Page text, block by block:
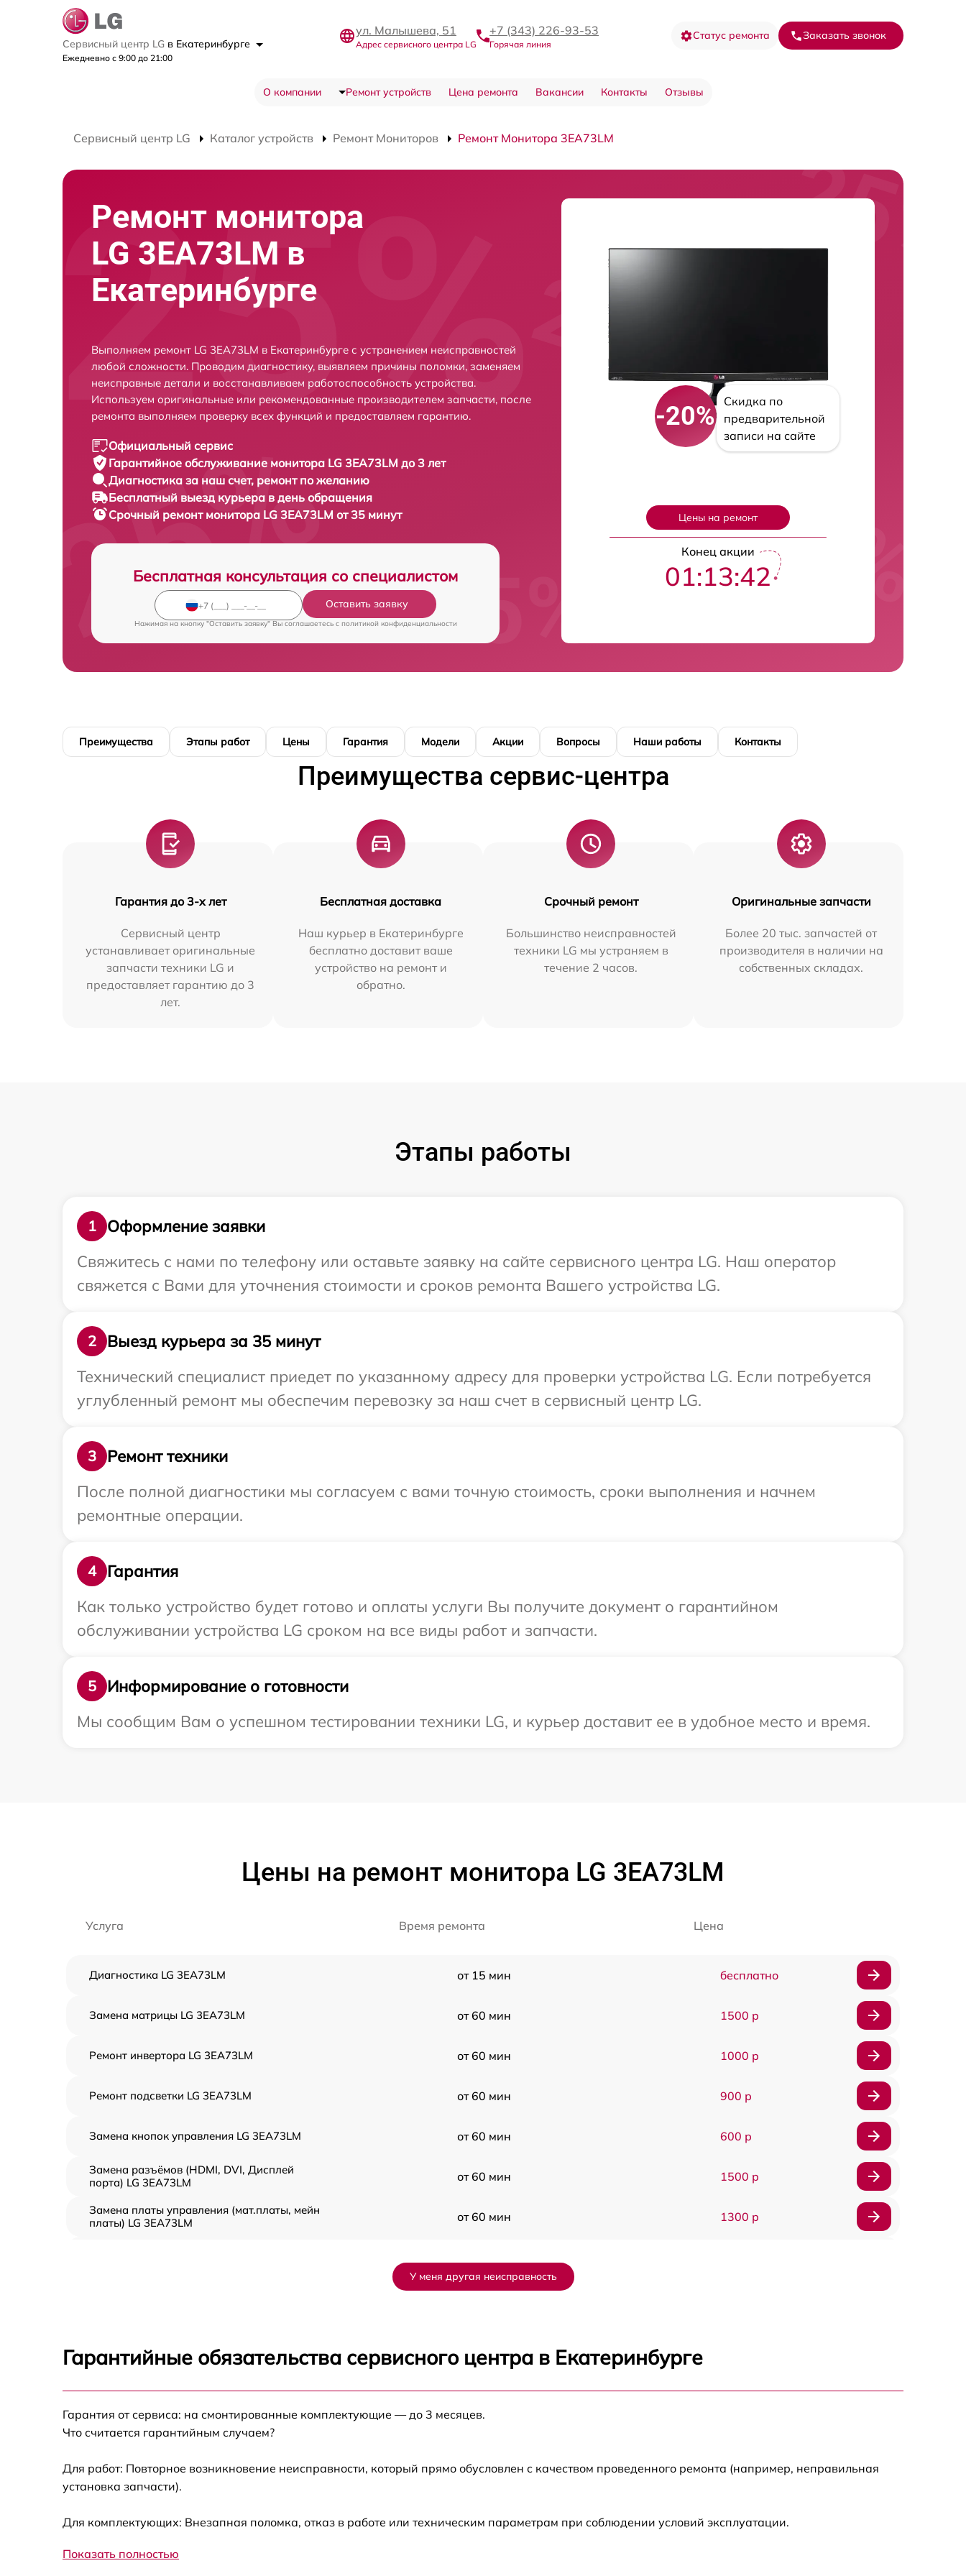
Сервисный центр LG в Екатеринбурге
Ежедневно с 9:00 до 21:00
ул. Малышева, 51
Адрес сервисного центра LG
+7 (343) 226-93-53
Горячая линия
Статус ремонта Заказать звонок
О компании Ремонт устройств Цена ремонта Вакансии Контакты Отзывы
Сервисный центр LG Каталог устройств Ремонт Мониторов Ремонт Монитора 3EA73LM
Ремонт монитора
LG 3EA73LM в
Екатеринбурге
Выполняем ремонт LG 3EA73LM в Екатеринбурге с устранением неисправностей
любой сложности. Проводим диагностику, выявляем причины поломки, заменяем
неисправные детали и восстанавливаем работоспособность устройства.
Используем оригинальные или рекомендованные производителем запчасти, после
ремонта выполняем проверку всех функций и предоставляем гарантию.
Официальный сервис
Гарантийное обслуживание монитора LG 3EA73LM до 3 лет
Диагностика за наш счет, ремонт по желанию
Бесплатный выезд курьера в день обращения
Срочный ремонт монитора LG 3EA73LM от 35 минут
Бесплатная консультация со специалистом
Оставить заявку
Нажимая на кнопку "Оставить заявку" Вы соглашаетесь c политикой конфиденциальности
-20%
Скидка по
предварительной
записи на сайте
Цены на ремонт
Конец акции
01:13:41
Преимущества Этапы работ Цены Гарантия Модели Акции Вопросы Наши работы Контакты
Преимущества сервис-центра
Гарантия до 3-х лет
Сервисный центр
устанавливает оригинальные
запчасти техники LG и
предоставляет гарантию до 3
лет.
Бесплатная доставка
Наш курьер в Екатеринбурге
бесплатно доставит ваше
устройство на ремонт и
обратно.
Срочный ремонт
Большинство неисправностей
техники LG мы устраняем в
течение 2 часов.
Оригинальные запчасти
Более 20 тыс. запчастей от
производителя в наличии на
собственных складах.
Этапы работы
1
Оформление заявки
Свяжитесь с нами по телефону или оставьте заявку на сайте сервисного центра LG. Наш оператор
свяжется с Вами для уточнения стоимости и сроков ремонта Вашего устройства LG.
2
Выезд курьера за 35 минут
Технический специалист приедет по указанному адресу для проверки устройства LG. Если потребуется
углубленный ремонт мы обеспечим перевозку за наш счет в сервисный центр LG.
3
Ремонт техники
После полной диагностики мы согласуем с вами точную стоимость, сроки выполнения и начнем
ремонтные операции.
4
Гарантия
Как только устройство будет готово и оплаты услуги Вы получите документ о гарантийном
обслуживании устройства LG сроком на все виды работ и запчасти.
5
Информирование о готовности
Мы сообщим Вам о успешном тестировании техники LG, и курьер доставит ее в удобное место и время.
Цены на ремонт монитора LG 3EA73LM
Услуга Время ремонта Цена
Диагностика LG 3EA73LM от 15 мин бесплатно
Замена матрицы LG 3EA73LM от 60 мин 1500 р
Ремонт инвертора LG 3EA73LM от 60 мин 1000 р
Ремонт подсветки LG 3EA73LM от 60 мин 900 р
Замена кнопок управления LG 3EA73LM от 60 мин 600 р
Замена разъёмов (HDMI, DVI, Дисплей
порта) LG 3EA73LM
от 60 мин 1500 р
Замена платы управления (мат.платы, мейн
платы) LG 3EA73LM
от 60 мин 1300 р
Замена блока питания LG 3EA73LM от 60 мин
3EA73LM
У меня другая неисправность
Гарантийные обязательства сервисного центра в Екатеринбурге
Гарантия от сервиса: на смонтированные комплектующие — до 3 месяцев.
Что считается гарантийным случаем?
Для работ: Повторное возникновение неисправности, который прямо обусловлен с качеством проведенного ремонта (например, неправильная
установка запчасти).
Для комплектующих: Внезапная поломка, отказ в работе или техническим параметрам при соблюдении условий эксплуатации.
Показать полностью